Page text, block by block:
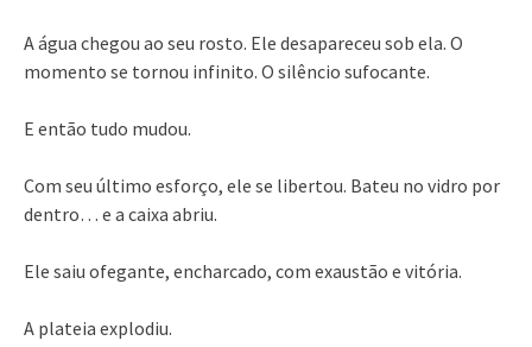
A água chegou ao seu rosto. Ele desapareceu sob ela. O
momento se tornou infinito. O silêncio sufocante.
E então tudo mudou.
Com seu último esforço, ele se libertou. Bateu no vidro por
dentro… e a caixa abriu.
Ele saiu ofegante, encharcado, com exaustão e vitória.
A plateia explodiu.